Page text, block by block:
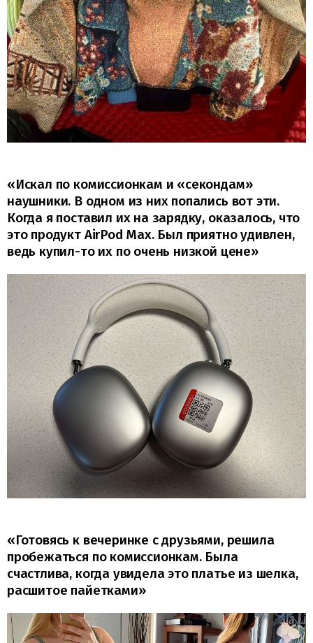
«Искал по комиссионкам и «секондам»
наушники. В одном из них попались вот эти.
Когда я поставил их на зарядку, оказалось, что
это продукт AirPod Max. Был приятно удивлен,
ведь купил-то их по очень низкой цене»
«Готовясь к вечеринке с друзьями, решила
пробежаться по комиссионкам. Была
счастлива, когда увидела это платье из шелка,
расшитое пайетками»